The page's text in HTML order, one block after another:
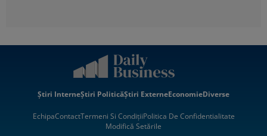
Știri InterneȘtiri PoliticăȘtiri ExterneEconomieDiverse
EchipaContactTermeni Si CondițiiPolitica De Confidentialitate
Modifică Setările